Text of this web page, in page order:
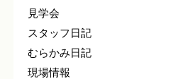
見学会
スタッフ日記
むらかみ日記
現場情報